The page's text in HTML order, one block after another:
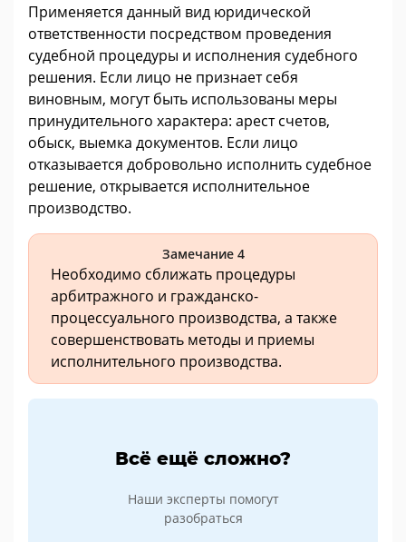
Применяется данный вид юридической
ответственности посредством проведения
судебной процедуры и исполнения судебного
решения. Если лицо не признает себя
виновным, могут быть использованы меры
принудительного характера: арест счетов,
обыск, выемка документов. Если лицо
отказывается добровольно исполнить судебное
решение, открывается исполнительное
производство.
Замечание 4
Необходимо сближать процедуры
арбитражного и гражданско-
процессуального производства, а также
совершенствовать методы и приемы
исполнительного производства.
Всё ещё сложно?
Наши эксперты помогут
разобраться